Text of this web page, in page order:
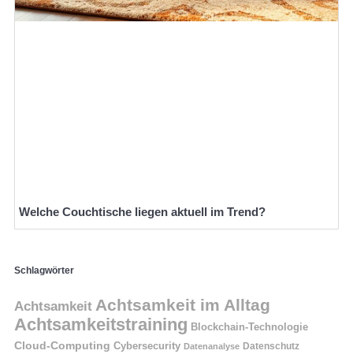
Welche Couchtische liegen aktuell im Trend?
Schlagwörter
Achtsamkeit Achtsamkeit im Alltag
Achtsamkeitstraining Blockchain-Technologie
Cloud-Computing Cybersecurity Datenanalyse Datenschutz